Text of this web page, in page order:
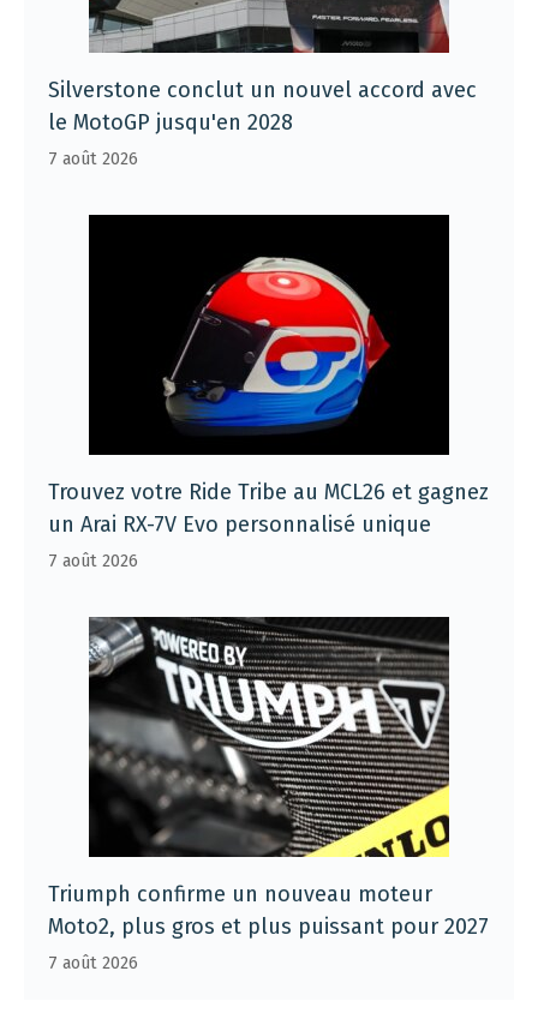
Silverstone conclut un nouvel accord avec
le MotoGP jusqu'en 2028
7 août 2026
Trouvez votre Ride Tribe au MCL26 et gagnez
un Arai RX-7V Evo personnalisé unique
7 août 2026
Triumph confirme un nouveau moteur
Moto2, plus gros et plus puissant pour 2027
7 août 2026